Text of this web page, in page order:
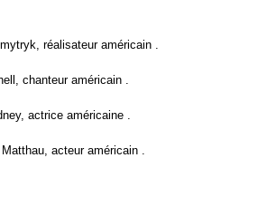
réalisateur américain .
chanteur américain .
actrice américaine .
acteur américain .